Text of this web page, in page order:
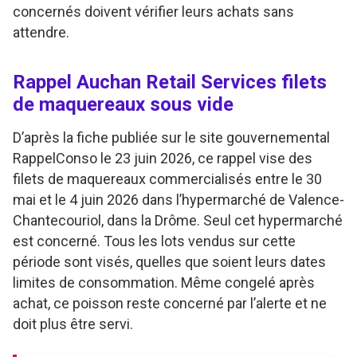
concernés doivent vérifier leurs achats sans
attendre.
Rappel Auchan Retail Services filets
de maquereaux sous vide
D’après la fiche publiée sur le site gouvernemental
RappelConso le 23 juin 2026, ce rappel vise des
filets de maquereaux commercialisés entre le 30
mai et le 4 juin 2026 dans l’hypermarché de Valence-
Chantecouriol, dans la Drôme. Seul cet hypermarché
est concerné. Tous les lots vendus sur cette
période sont visés, quelles que soient leurs dates
limites de consommation. Même congelé après
achat, ce poisson reste concerné par l’alerte et ne
doit plus être servi.